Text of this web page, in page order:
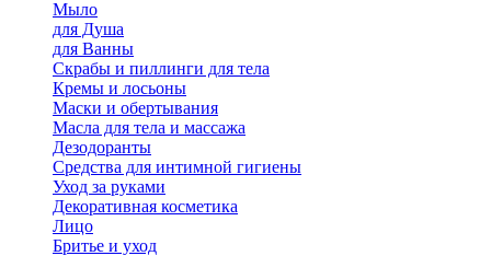
Мыло
для Душа
для Ванны
Скрабы и пиллинги для тела
Кремы и лосьоны
Маски и обертывания
Масла для тела и массажа
Дезодоранты
Средства для интимной гигиены
Уход за руками
Декоративная косметика
Лицо
Бритье и уход